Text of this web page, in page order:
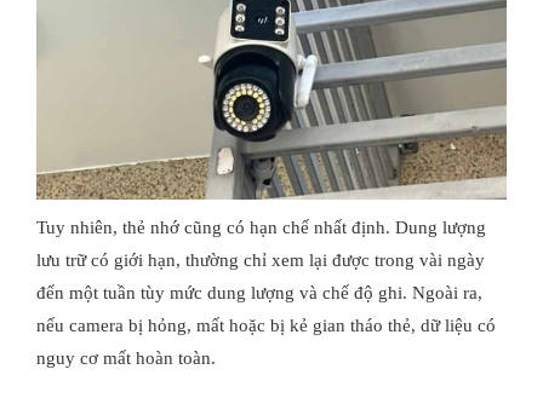
Tuy nhiên, thẻ nhớ cũng có hạn chế nhất định. Dung lượng
lưu trữ có giới hạn, thường chỉ xem lại được trong vài ngày
đến một tuần tùy mức dung lượng và chế độ ghi. Ngoài ra,
nếu camera bị hỏng, mất hoặc bị kẻ gian tháo thẻ, dữ liệu có
nguy cơ mất hoàn toàn.